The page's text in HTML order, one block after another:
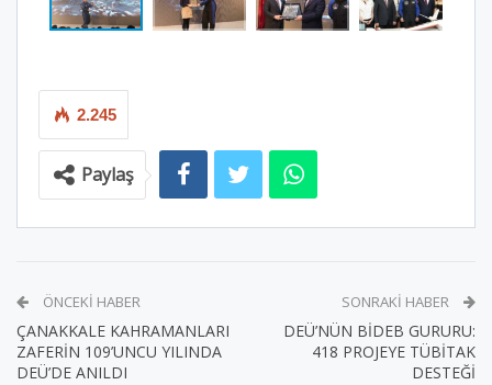
2.245
Paylaş
ÖNCEKI HABER
ÇANAKKALE KAHRAMANLARI
ZAFERİN 109’UNCU YILINDA
DEÜ’DE ANILDI
SONRAKI HABER
DEÜ’NÜN BİDEB GURURU:
418 PROJEYE TÜBİTAK
DESTEĞİ